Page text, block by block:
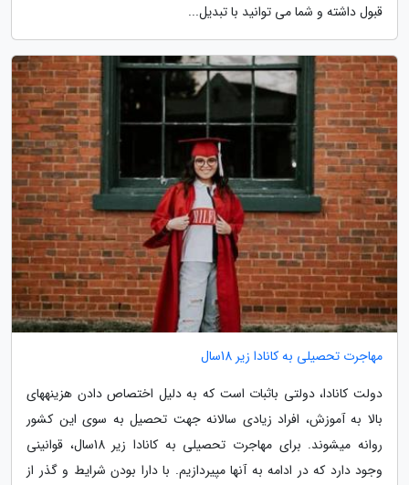
قبول داشته و شما می توانید با تبدیل...
مهاجرت تحصیلی به کانادا زیر 18سال
دولت کانادا، دولتی باثبات است که به دلیل اختصاص دادن هزینه­های
بالا به آموزش، افراد زیادی سالانه جهت تحصیل به سوی این کشور
روانه میشوند. برای مهاجرت تحصیلی به کانادا زیر 18سال، قوانینی
وجود دارد که در ادامه به آنها مپیردازیم. با دارا بودن شرایط و گذر از